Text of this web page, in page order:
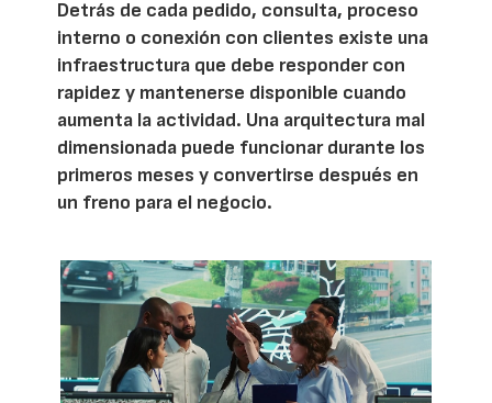
Detrás de cada pedido, consulta, proceso
interno o conexión con clientes existe una
infraestructura que debe responder con
rapidez y mantenerse disponible cuando
aumenta la actividad. Una arquitectura mal
dimensionada puede funcionar durante los
primeros meses y convertirse después en
un freno para el negocio.